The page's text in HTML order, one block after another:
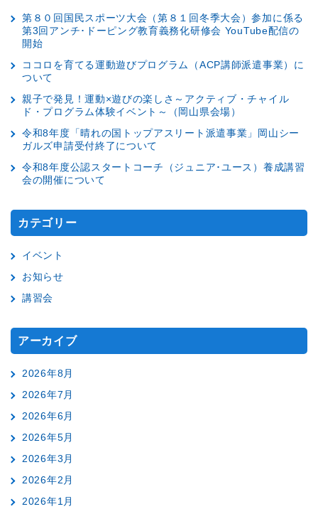
第８０回国民スポーツ大会（第８１回冬季大会）参加に係る
第3回アンチ･ドーピング教育義務化研修会 YouTube配信の
開始
ココロを育てる運動遊びプログラム（ACP講師派遣事業）に
ついて
親子で発見！運動×遊びの楽しさ～アクティブ・チャイル
ド・プログラム体験イベント～（岡山県会場）
令和8年度「晴れの国トップアスリート派遣事業」岡山シー
ガルズ申請受付終了について
令和8年度公認スタートコーチ（ジュニア･ユース）養成講習
会の開催について
カテゴリー
イベント
お知らせ
講習会
アーカイブ
2026年8月
2026年7月
2026年6月
2026年5月
2026年3月
2026年2月
2026年1月